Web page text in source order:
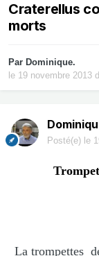
Craterellus
morts
Par Dominique.
le 19 novembre 2013
Posté(e) le
La trompettes